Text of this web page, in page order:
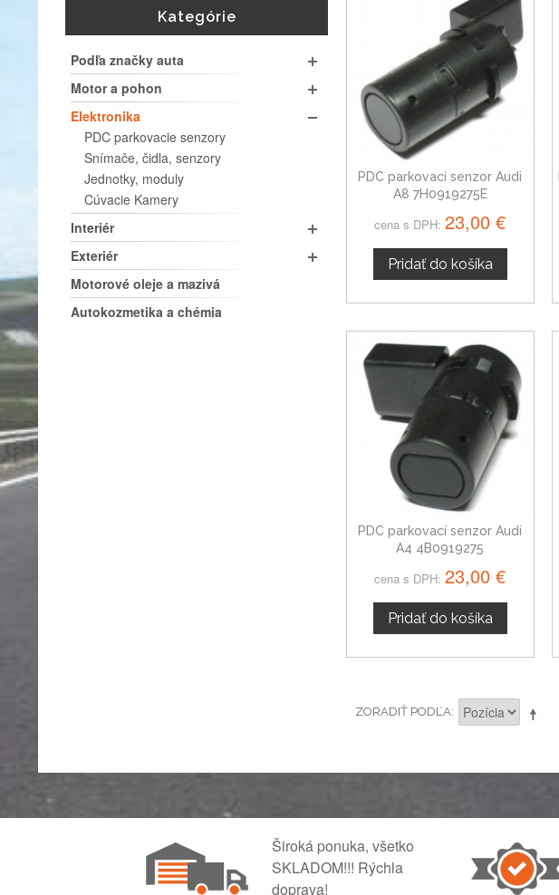
PDC parkovací senzor Audi
A8 7H0919275E
cena s DPH: 23,00 €
Pridať do košíka
PDC parkovací senzor Audi
A4 4B0919275
cena s DPH: 23,00 €
Pridať do košíka
ZORADIŤ PODĽA
Kategórie
Podľa značky auta
Motor a pohon
Elektronika
PDC parkovacie senzory
Snímače, čidla, senzory
Jednotky, moduly
Cúvacie Kamery
Interiér
Exteriér
Motorové oleje a mazivá
Autokozmetika a chémia
Široká ponuka, všetko
SKLADOM!!! Rýchla
doprava!